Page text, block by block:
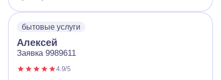
бытовые услуги
Алексей
Заявка 9989611
4.9/5